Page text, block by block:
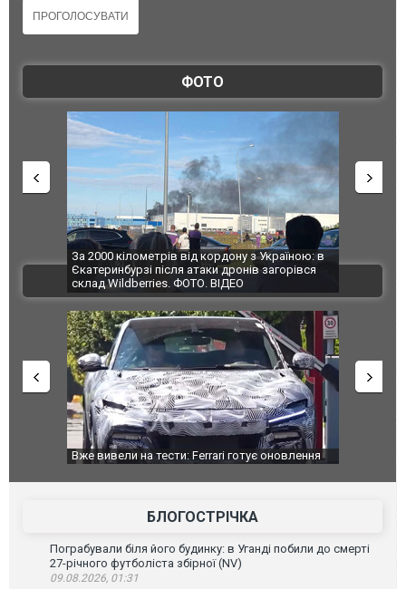
ФОТО
За 2000 кілометрів від кордону з Україною: в
Єкатеринбурзі після атаки дронів загорівся
склад Wildberries. ФОТО. ВІДЕО
"Мої
ВІДЕО
Вже вивели на тести: Ferrari готує оновлення
Вийшов
фільму
БЛОГОСТРІЧКА
Пограбували біля його будинку: в Уганді побили до смерті
27-річного футболіста збірної (NV)
09.08.2026, 01:31